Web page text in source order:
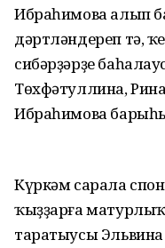
Ибраһимова алып
дәртләндереп тә,
сибәрҙәрҙе
Төхфәтуллина,
Ибраһимова
Күркәм сарала
ҡыҙҙарға
таратыусы